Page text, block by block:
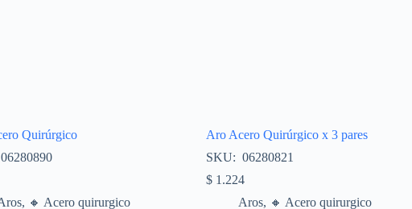
Quirúrgico
, 🔸​ Acero quirurgico
Aro Acero Quirúrgico x 3 pares
SKU: 06280821
$1.224
Aros, 🔸​ Acero quirurgico